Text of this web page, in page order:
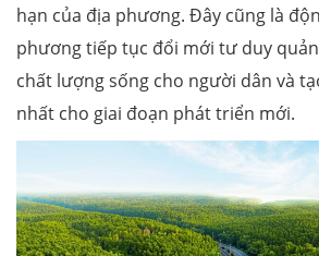
hạn của địa phương. Đây cũng là
phương tiếp tục đổi mới tư duy
chất lượng sống cho người dân và
nhất cho giai đoạn phát triển mới.